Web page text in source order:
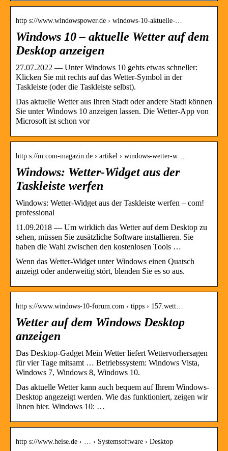
http s://www.windowspower.de › windows-10-aktuelle-…
Windows 10 – aktuelle Wetter auf dem
Desktop anzeigen
27.07.2022 — Unter Windows 10 gehts etwas schneller:
Klicken Sie mit rechts auf das Wetter-Symbol in der
Taskleiste (oder die Taskleiste selbst).
Das aktuelle Wetter aus Ihren Stadt oder andere Stadt können
Sie unter Windows 10 anzeigen lassen. Die Wetter-App von
Microsoft ist schon vor
http s://m.com-magazin.de › artikel › windows-wetter-w…
Windows: Wetter-Widget aus der
Taskleiste werfen
Windows: Wetter-Widget aus der Taskleiste werfen – com!
professional
11.09.2018 — Um wirklich das Wetter auf dem Desktop zu
sehen, müssen Sie zusätzliche Software installieren. Sie
haben die Wahl zwischen den kostenlosen Tools …
Wenn das Wetter-Widget unter Windows einen Quatsch
anzeigt oder anderweitig stört, blenden Sie es so aus.
http s://www.windows-10-forum.com › tipps › 157.wett…
Wetter auf dem Windows Desktop
anzeigen
Das Desktop-Gadget Mein Wetter liefert Wettervorhersagen
für vier Tage mitsamt … Betriebssystem: Windows Vista,
Windows 7, Windows 8, Windows 10.
Das aktuelle Wetter kann auch bequem auf Ihrem Windows-
Desktop angezeigt werden. Wie das funktioniert, zeigen wir
Ihnen hier. Windows 10: …
http s://www.heise.de › … › Systemsoftware › Desktop